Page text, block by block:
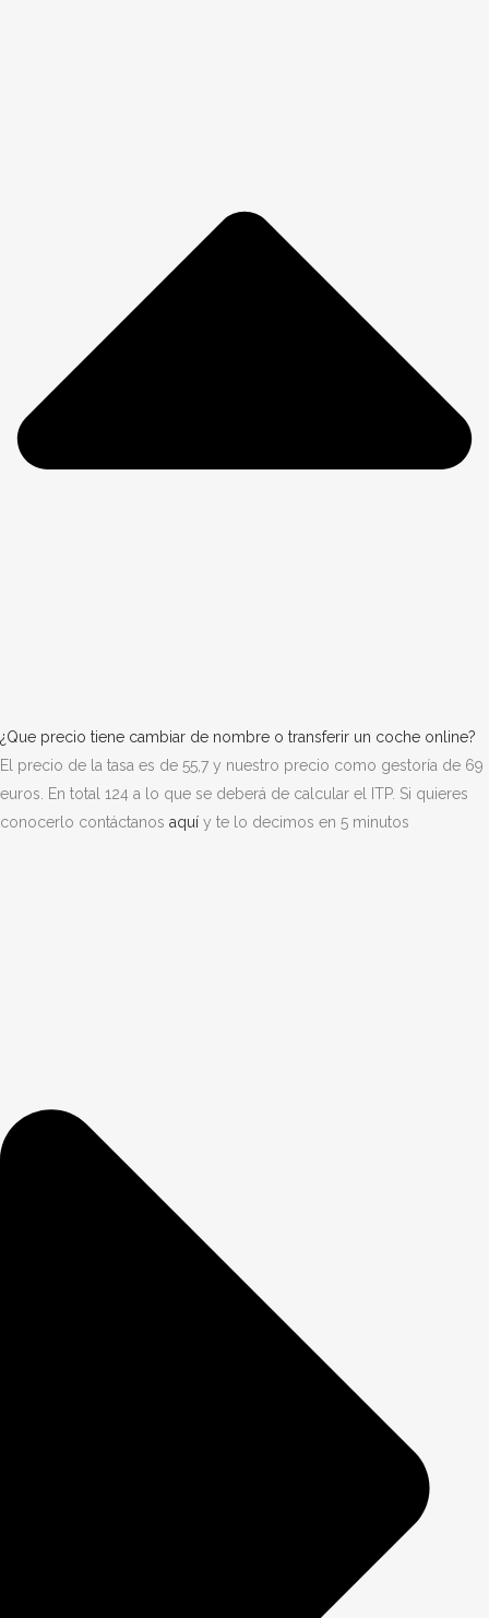
¿Que precio tiene cambiar de nombre o transferir un coche online?
El precio de la tasa es de 55,7 y nuestro precio como gestoría de 69
euros. En total 124 a lo que se deberá de calcular el ITP. Si quieres
conocerlo contáctanos aquí y te lo decimos en 5 minutos